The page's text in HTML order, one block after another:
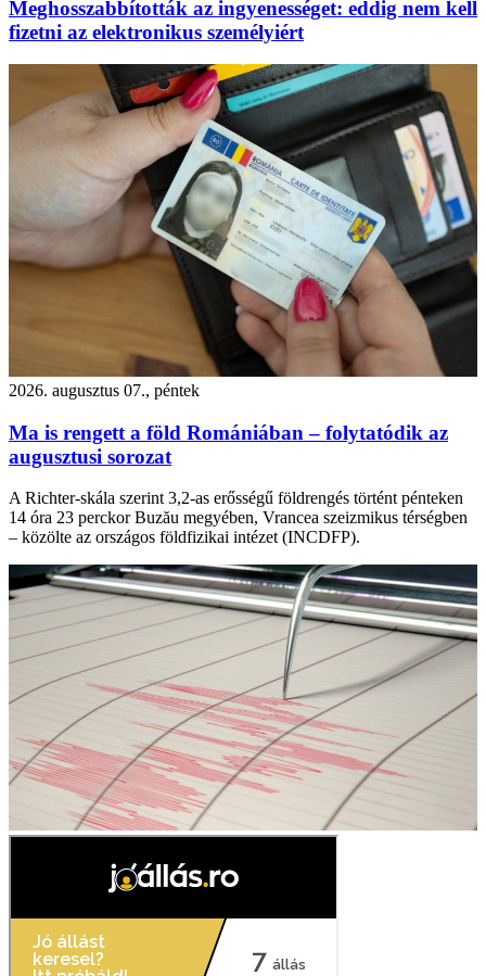
Meghosszabbították az ingyenességet: eddig nem kell
fizetni az elektronikus személyiért
2026. augusztus 07., péntek
Ma is rengett a föld Romániában – folytatódik az
augusztusi sorozat
A Richter-skála szerint 3,2-as erősségű földrengés történt pénteken
14 óra 23 perckor Buzău megyében, Vrancea szeizmikus térségben
– közölte az országos földfizikai intézet (INCDFP).